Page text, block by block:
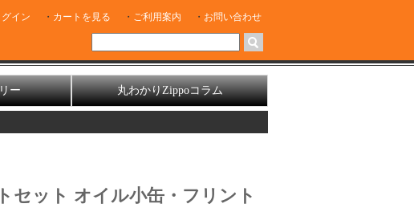
イン カートを見る ご利用案内 お問い合わせ
ー 丸わかりZippoコラム
セット オイル小缶・フリント